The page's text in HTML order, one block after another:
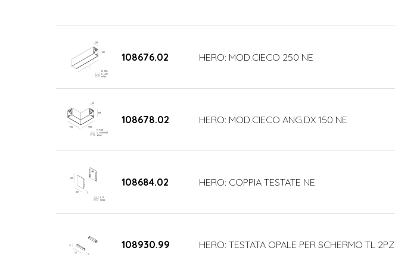
108676.02 HERO: MOD.CIECO 250 NE
108678.02 HERO: MOD.CIECO ANG.DX 150 NE
108684.02 HERO: COPPIA TESTATE NE
108930.99 HERO: TESTATA OPALE PER SCHERMO TL 2PZ